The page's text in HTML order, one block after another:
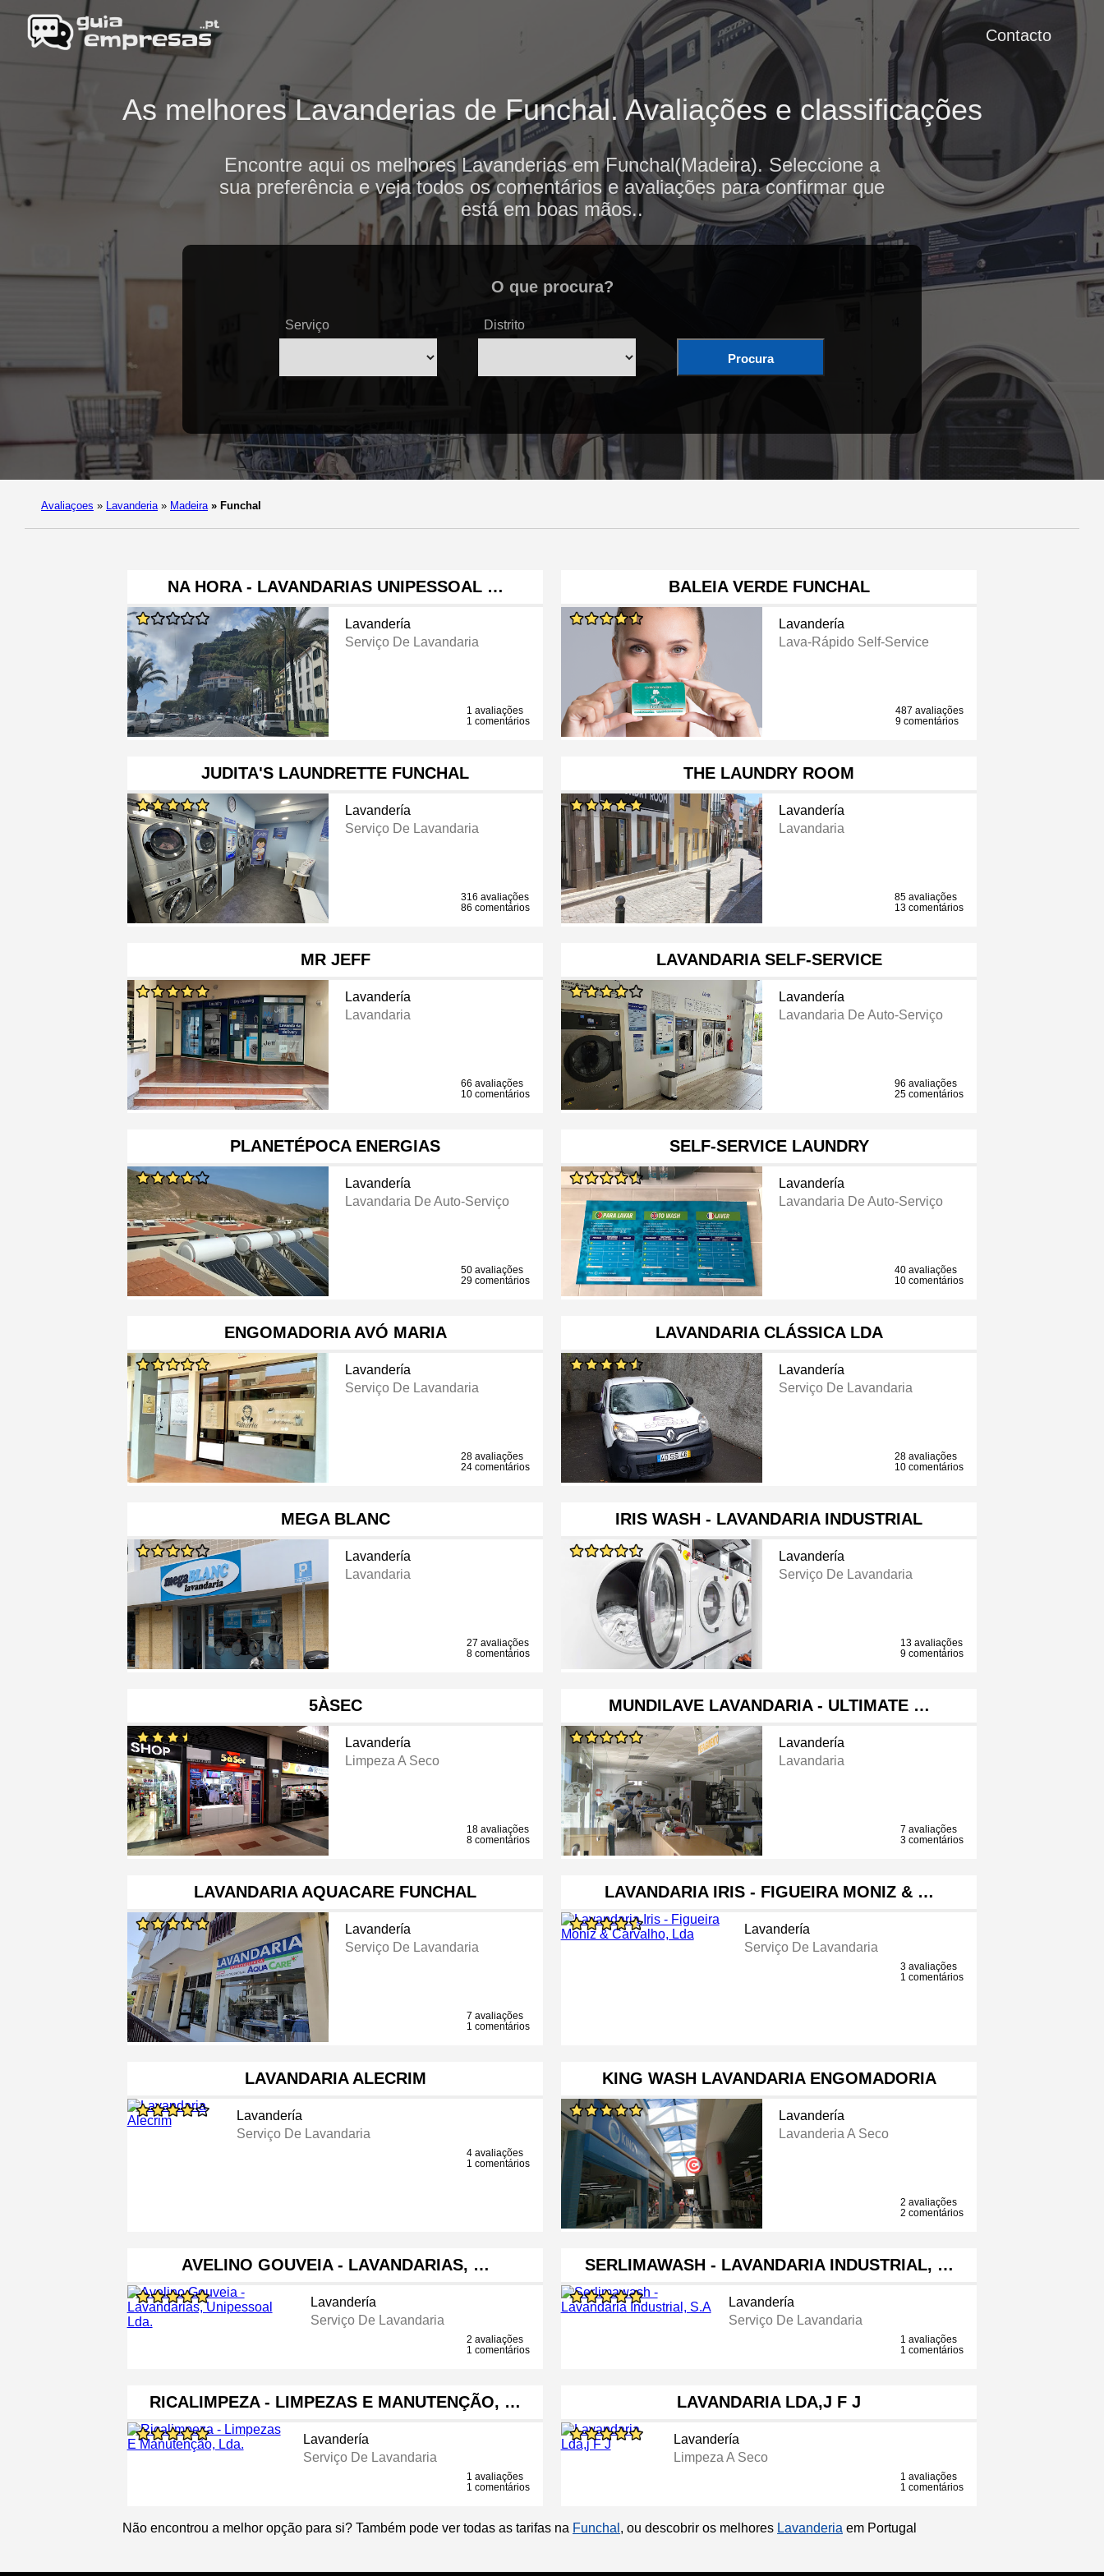
Contacto
As melhores Lavanderias de Funchal. Avaliações e classificações
Encontre aqui os melhores Lavanderias em Funchal(Madeira). Seleccione a
sua preferência e veja todos os comentários e avaliações para confirmar que
está em boas mãos..
O que procura?
Serviço Distrito
Procura
Avaliaçoes » Lavanderia » Madeira » Funchal
NA HORA - LAVANDARIAS UNIPESSOAL …
Lavandería
Serviço De Lavandaria
1 avaliações
1 comentários
BALEIA VERDE FUNCHAL
Lavandería
Lava-Rápido Self-Service
487 avaliações
9 comentários
JUDITA'S LAUNDRETTE FUNCHAL
Lavandería
Serviço De Lavandaria
316 avaliações
86 comentários
THE LAUNDRY ROOM
Lavandería
Lavandaria
85 avaliações
13 comentários
MR JEFF
Lavandería
Lavandaria
66 avaliações
10 comentários
LAVANDARIA SELF-SERVICE
Lavandería
Lavandaria De Auto-Serviço
96 avaliações
25 comentários
PLANETÉPOCA ENERGIAS
Lavandería
Lavandaria De Auto-Serviço
50 avaliações
29 comentários
SELF-SERVICE LAUNDRY
Lavandería
Lavandaria De Auto-Serviço
40 avaliações
10 comentários
ENGOMADORIA AVÓ MARIA
Lavandería
Serviço De Lavandaria
28 avaliações
24 comentários
LAVANDARIA CLÁSSICA LDA
Lavandería
Serviço De Lavandaria
28 avaliações
10 comentários
MEGA BLANC
Lavandería
Lavandaria
27 avaliações
8 comentários
IRIS WASH - LAVANDARIA INDUSTRIAL
Lavandería
Serviço De Lavandaria
13 avaliações
9 comentários
5ÀSEC
Lavandería
Limpeza A Seco
18 avaliações
8 comentários
MUNDILAVE LAVANDARIA - ULTIMATE …
Lavandería
Lavandaria
7 avaliações
3 comentários
LAVANDARIA AQUACARE FUNCHAL
Lavandería
Serviço De Lavandaria
7 avaliações
1 comentários
LAVANDARIA IRIS - FIGUEIRA MONIZ & …
Lavandería
Serviço De Lavandaria
3 avaliações
1 comentários
LAVANDARIA ALECRIM
Lavandería
Serviço De Lavandaria
4 avaliações
1 comentários
KING WASH LAVANDARIA ENGOMADORIA
Lavandería
Lavanderia A Seco
2 avaliações
2 comentários
AVELINO GOUVEIA - LAVANDARIAS, …
Lavandería
Serviço De Lavandaria
2 avaliações
1 comentários
SERLIMAWASH - LAVANDARIA INDUSTRIAL, …
Lavandería
Serviço De Lavandaria
1 avaliações
1 comentários
RICALIMPEZA - LIMPEZAS E MANUTENÇÃO, …
Lavandería
Serviço De Lavandaria
1 avaliações
1 comentários
LAVANDARIA LDA,J F J
Lavandería
Limpeza A Seco
1 avaliações
1 comentários
Não encontrou a melhor opção para si? Também pode ver todas as tarifas na Funchal , ou descobrir os melhores Lavanderia em Portugal